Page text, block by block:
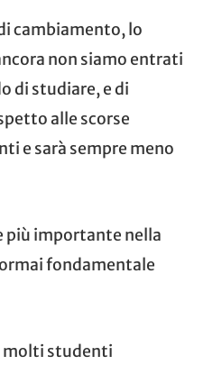
cambiamento, lo
non siamo entrati
di studiare, e di
alle scorse
e sarà sempre meno
più importante nella
fondamentale
molti studenti